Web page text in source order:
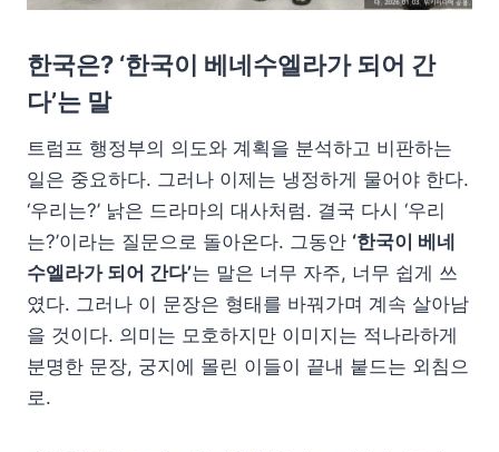
한국은? ‘한국이 베네수엘라가 되어 간
다’는 말
트럼프 행정부의 의도와 계획을 분석하고 비판하는
일은 중요하다. 그러나 이제는 냉정하게 물어야 한다.
‘우리는?’ 낡은 드라마의 대사처럼. 결국 다시 ‘우리
는?’이라는 질문으로 돌아온다. 그동안 ‘한국이 베네
수엘라가 되어 간다’는 말은 너무 자주, 너무 쉽게 쓰
였다. 그러나 이 문장은 형태를 바꿔가며 계속 살아남
을 것이다. 의미는 모호하지만 이미지는 적나라하게
분명한 문장, 궁지에 몰린 이들이 끝내 붙드는 외침으
로.